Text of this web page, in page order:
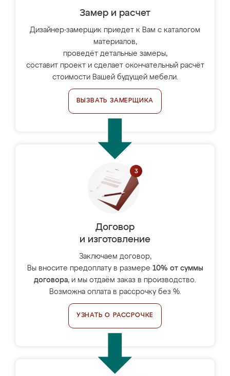
Замер и расчет
Дизайнер-замерщик приедет к Вам с каталогом
материалов,
проведёт детальные замеры,
составит проект и сделает окончательный расчёт
стоимости Вашей будущей мебели.
ВЫЗВАТЬ ЗАМЕРЩИКА
Договор
и изготовление
Заключаем договор,
Вы вносите предоплату в размере 10% от суммы
договора, и мы отдаём заказ в производство.
Возможна оплата в рассрочку без %.
УЗНАТЬ О РАССРОЧКЕ